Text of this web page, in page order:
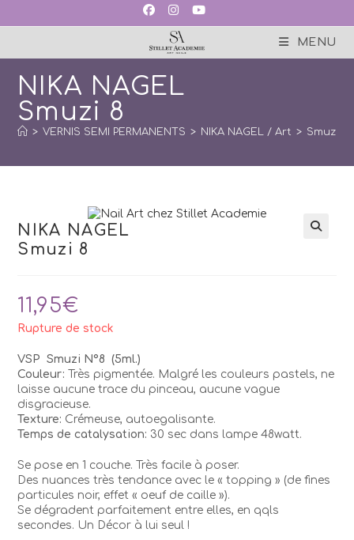
MENU
NIKA NAGEL
Smuzi 8
> VERNIS SEMI PERMANENTS > NIKA NAGEL / Art > Smuzi
NIKA NAGEL
Smuzi 8
11,95€
Rupture de stock
VSP Smuzi N°8 (5ml.)
Couleur: Très pigmentée. Malgré les couleurs pastels, ne
laisse aucune trace du pinceau, aucune vague
disgracieuse.
Texture: Crémeuse, autoegalisante.
Temps de catalysation: 30 sec dans lampe 48watt.
Se pose en 1 couche. Très facile à poser.
Des nuances très tendance avec le « topping » (de fines
particules noir, effet « oeuf de caille »).
Se dégradent parfaitement entre elles, en qqls
secondes. Un Décor à lui seul !